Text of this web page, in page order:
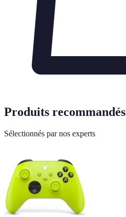
Produits recommandés
Sélectionnés par nos experts